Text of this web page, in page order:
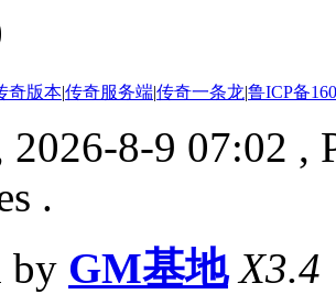
奇版本|传奇服务端|传奇一条龙|鲁ICP备
8-9 07:02 ,
.
by GM基地 X3.4